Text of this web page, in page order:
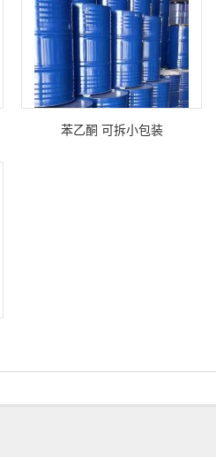
苯乙酮 可拆小包装